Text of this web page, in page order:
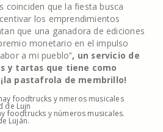
coinciden que la fiesta busca
los emprendimientos
que una ganadora de ediciones
monetario en el impulso
a mi pueblo”, un servicio de
y tartas que tiene como
pastafrola de membrillo!
foodtrucks y números musicales.
Luján.